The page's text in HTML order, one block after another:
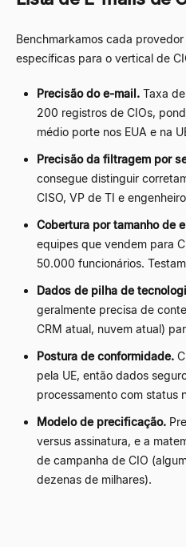
Benchmarkamos cada
específicas para o vertical de
Precisão do e-mail. Taxa
200 registros de CIOs,
médio porte nos EUA e na
Precisão da filtragem por
consegue distinguir
CISO, VP de TI e
Cobertura por tamanho de
equipes que vendem para
50.000 funcionários.
Dados de pilha de
geralmente precisa de
CRM atual, nuvem atual)
Postura de conformidade.
pela UE, então dados
processamento com status
Modelo de precificação.
versus assinatura, e a
de campanha de CIO
dezenas de milhares).